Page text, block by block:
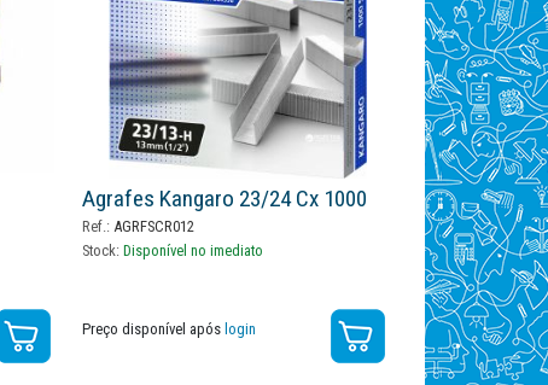
Agrafes Kangaro 23/24 Cx 1000
Ref.: AGRFSCR012
Stock:Disponível no imediato
Preço disponível após login